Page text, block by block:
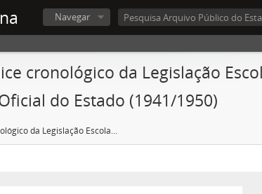
Navegar
cronológico da Legislação
do Estado (1941/1950)
Índice cronológico da Legislação Escolar de Santa Catarina publicadas no Diário Oficial do Estado (1941/1950)